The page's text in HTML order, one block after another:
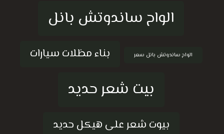
الواح ساندوتش بانل
الواح ساندوتش بانل سعر بناء مظلات سيارات
بيت شعر حديد
بيوت شعر على هيكل حديد